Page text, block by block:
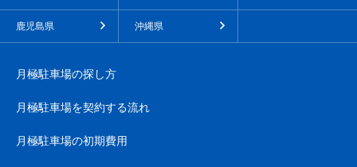
鹿児島県 沖縄県
月極駐車場の探し方
月極駐車場を契約する流れ
月極駐車場の初期費用